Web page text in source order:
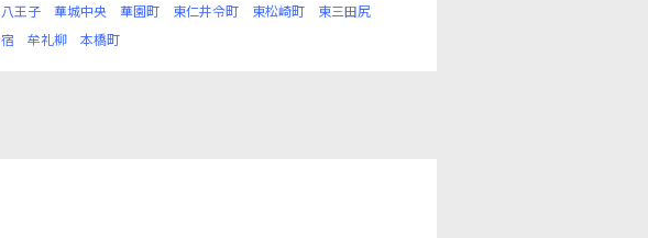
八王子 華城中央 華園町 東仁井令町 東松崎町
東三田尻
牟礼柳 本橋町